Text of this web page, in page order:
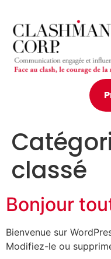
classé
Bonjour
Bienvenue sur
Modifiez-le ou